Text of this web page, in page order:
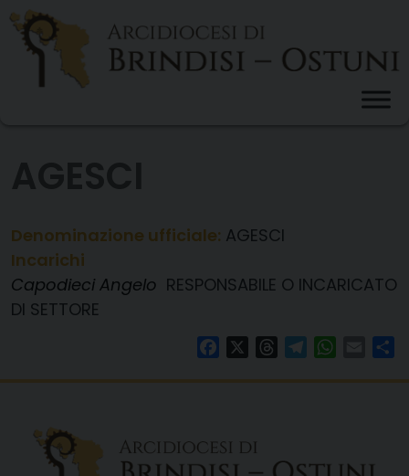
Skip
content
Denominazione ufficiale: AGESCI
Incarichi
Capodieci Angelo RESPONSABILE O INCARICATO
DI SETTORE
FacebookThreadsTelegram Email